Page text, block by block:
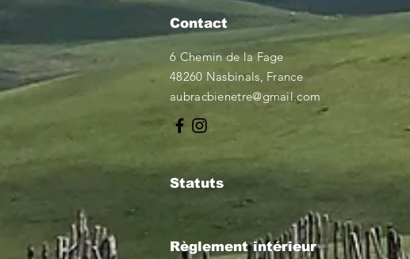
Contact
6 Chemin de la Fage
48260 Nasbinals, France
aubracbienetre@gmail.com
Statuts
Règlement intérieur